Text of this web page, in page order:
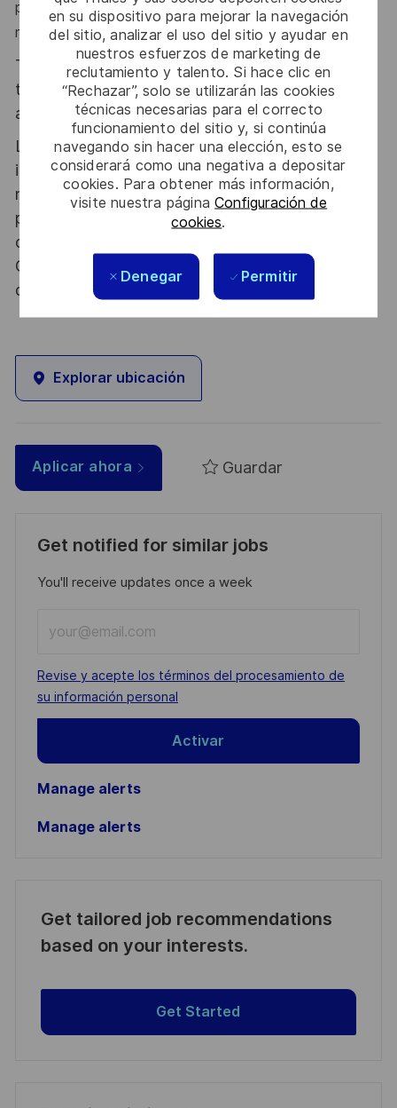
en su dispositivo para mejorar la navegación
del sitio, analizar el uso del sitio y ayudar en
nuestros esfuerzos de marketing de
reclutamiento y talento. Si hace clic en
“Rechazar”, solo se utilizarán las cookies
técnicas necesarias para el correcto
funcionamiento del sitio y, si continúa
navegando sin hacer una elección, esto se
considerará como una negativa a depositar
cookies. Para obtener más información,
visite nuestra páginaConfiguración de
cookies.
Denegar Permitir
partager vos connaissances et travailler en équipe
multi-métier ? Ce poste est fait pour vous".
Thales, entreprise Handi-Engagée, reconnait
tous les talents. La diversité est notre meilleur
atout. Postulez et rejoignez nous !
Le poste pouvant nécessiter d'accéder à des
informations relevant du secret de la défense
nationale, la personne retenue fera l'objet d'une
procédure d’habilitation, conformément aux
dispositions des articles R.2311-1 et suivants du
Code de la défense et de l’IGI 1300 SGDSN/PSE
du 09 août 2021.
Explorar ubicación
Aplicar ahora Guardar
Get notified for similar jobs
You'll receive updates once a week
Email
address
(Required)
Required
Revise y acepte los términos del procesamiento de
su información personal
Activar
Manage alerts
Manage alerts
Get tailored job recommendations
based on your interests.
Get Started